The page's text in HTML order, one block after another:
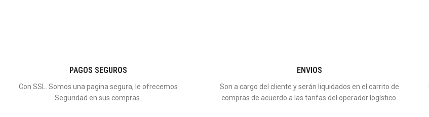
PAGOS SEGUROS
Con SSL. Somos una pagina segura, le ofrecemos
Seguridad en sus compras.
ENVIOS
Son a cargo del cliente y serán liquidados en el carrito de
compras de acuerdo a las tarifas del operador logístico.